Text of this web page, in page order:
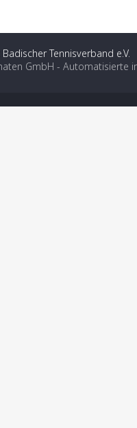
Tennisverband e.V.
GmbH - Automatisierte